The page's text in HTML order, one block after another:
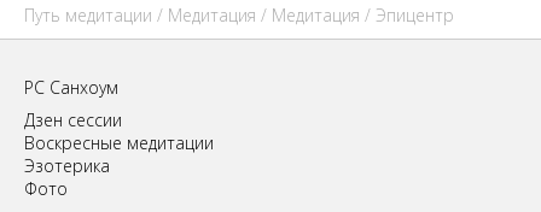
Путь медитации / Медитация / Медитация / Эпицентр
РС Санхоум
Дзен сессии
Воскресные медитации
Эзотерика
Фото